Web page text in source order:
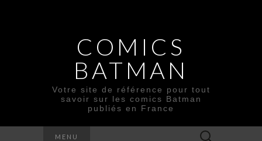
COMICS
BATMAN
Votre site de référence pour tout
savoir sur les comics Batman
publiés en France
MENU Rechercher :